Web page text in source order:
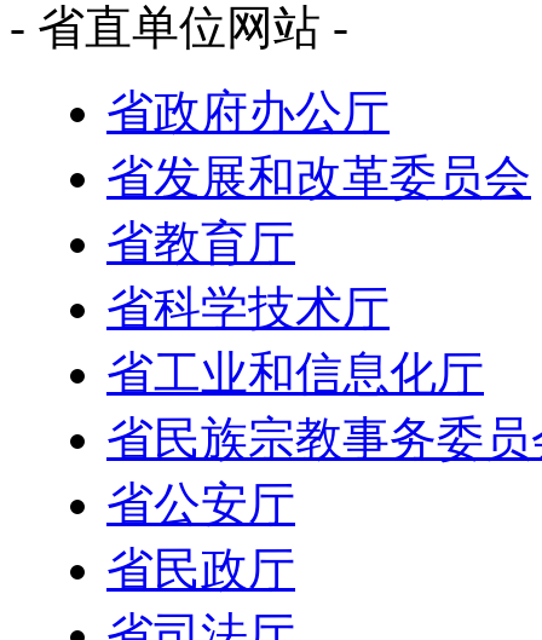
- 省直单位网站 -
省政府办公厅
省发展和改革委员会
省教育厅
省科学技术厅
省工业和信息化厅
省民族宗教事务委员
省公安厅
省民政厅